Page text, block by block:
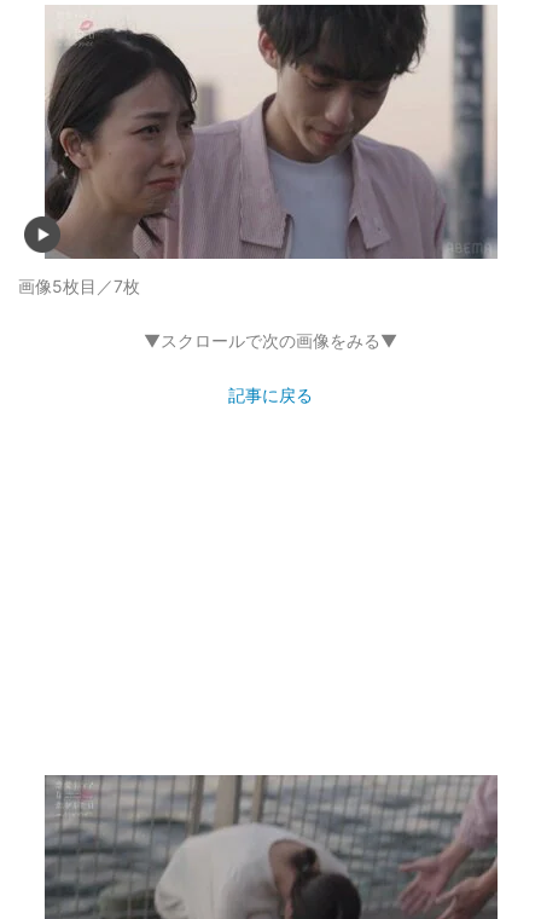
画像5枚目／7枚
▼スクロールで次の画像をみる▼
記事に戻る